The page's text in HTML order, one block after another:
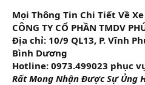
Mọi Thông Tin Chi Tiết Về
CÔNG TY CỔ PHẦN TMDV
Địa chỉ: 10/9 QL13, P. Vĩnh
Bình Dương
Hotline: 0973.499023 phục
Rất Mong Nhận Được Sự Ủng